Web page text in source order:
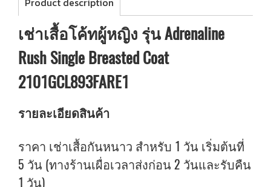
เช่าเสื้อโค้ทผู้หญิง รุ่น Adrenaline
Rush Single Breasted Coat
2101GCL893FARE1
รายละเอียดสินค้า
ราคา เช่าเสื้อกันหนาว สำหรับ 1 วัน เริ่มต้นที่
5 วัน (ทางร้านเผื่อเวลาส่งก่อน 2 วันและรับคืน
1 วัน)